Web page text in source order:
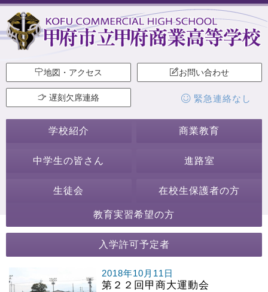
地図・アクセス お問い合わせ
遅刻欠席連絡 緊急連絡なし
学校紹介 商業教育
中学生の皆さん 進路室
生徒会 在校生保護者の方
教育実習希望の方
入学許可予定者
2018年10月11日
第２２回甲商大運動会